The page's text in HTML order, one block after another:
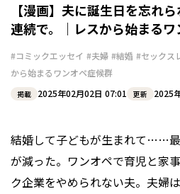
【漫画】夫に誕生日を忘
連続で。｜レスから始まる
#コミックエッセイ #夫婦 #結婚 #セックス
から始まるワンオペ症候群
掲載 2025年02月02日 07:01 更新 2025
結婚して子どもが生まれて……
が減った。ワンオペで育児と家
ク企業をやめられない夫。夫婦